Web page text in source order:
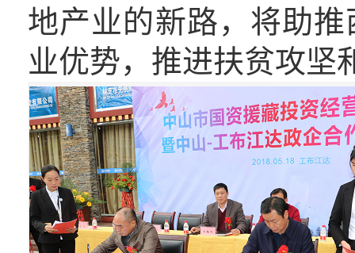
地产业的新路，将助
业优势，推进扶贫攻坚